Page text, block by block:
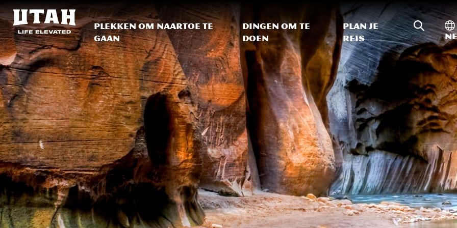
Skip to content
Plekken om naartoe te
gaan
Dingen om te
doen
Plan je
reis
Zoeken